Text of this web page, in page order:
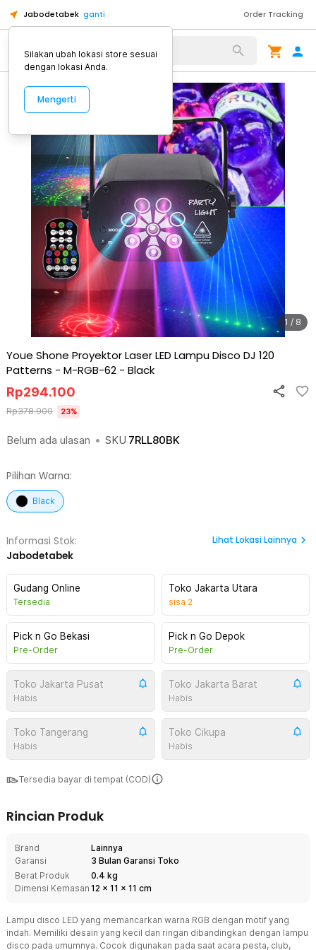
Jabodetabek ganti Order Tracking
Alat Kopi
1 / 8
Youe Shone Proyektor Laser LED Lampu Disco DJ 120
Patterns - M-RGB-62 - Black
Belum ada ulasan • SKU 7RLL80BK
Rp294.100
Rp378.900 23%
Pilihan Warna:
Black
Informasi Stok:
Jabodetabek
Lihat Lokasi Lainnya
Gudang Online
Tersedia
Toko Jakarta Utara
sisa 2
Pick n Go Bekasi
Pre-Order
Pick n Go Depok
Pre-Order
Toko Jakarta Pusat
Habis
Toko Jakarta Barat
Habis
Toko Tangerang
Habis
Toko Cikupa
Habis
Tersedia bayar di tempat (COD)
Rincian Produk
Brand
Lainnya
Garansi
3 Bulan Garansi Toko
Berat Produk
0.4 kg
Dimensi Kemasan 12 x 11 x 11 cm
Lampu disco LED yang memancarkan warna RGB dengan motif yang
indah. Memiliki desain yang kecil dan ringan dibandingkan dengan lampu
disco pada umumnya. Cocok digunakan pada saat acara pesta, club,
Silakan ubah lokasi store sesuai
dengan lokasi Anda.
Mengerti